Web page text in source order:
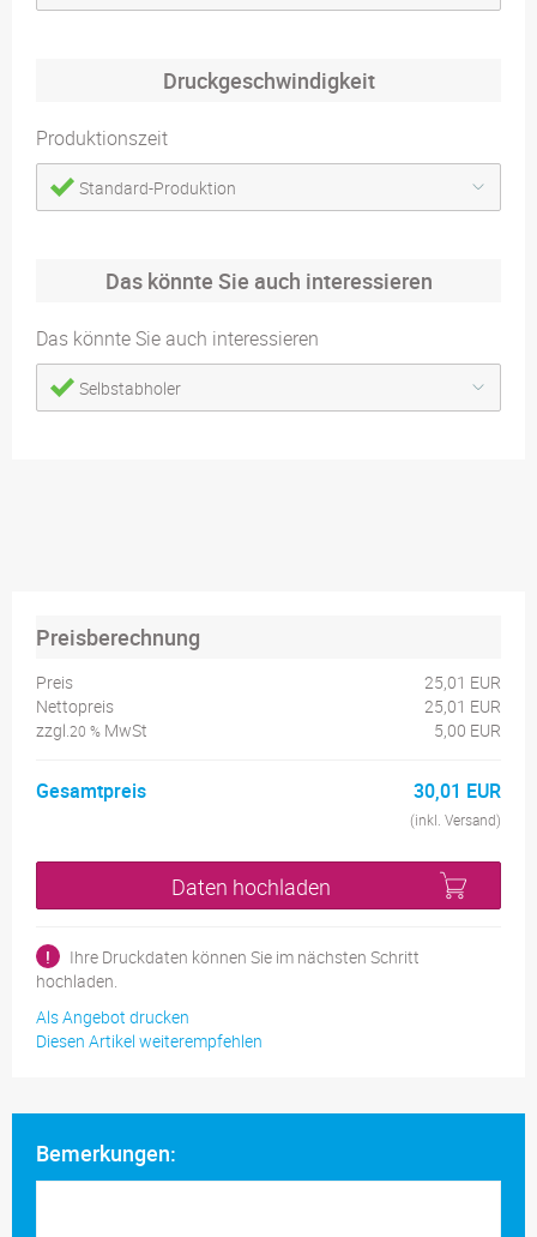
Druckgeschwindigkeit
Produktionszeit
Standard-Produktion
Das könnte Sie auch interessieren
Das könnte Sie auch interessieren
Selbstabholer
Preisberechnung
Preis
25,01 EUR
Nettopreis
25,01 EUR
zzgl.20 % MwSt 5,00 EUR
Gesamtpreis 30,01 EUR
(inkl. Versand)
Daten hochladen
!
Ihre Druckdaten können Sie im nächsten Schritt
hochladen.
Als Angebot drucken
Diesen Artikel weiterempfehlen
Bemerkungen: